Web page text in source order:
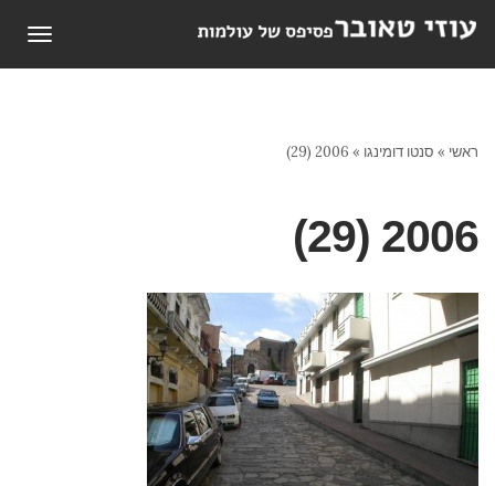
ראשי » סנטו דומינגו »
2006 (29)
2006 (29)